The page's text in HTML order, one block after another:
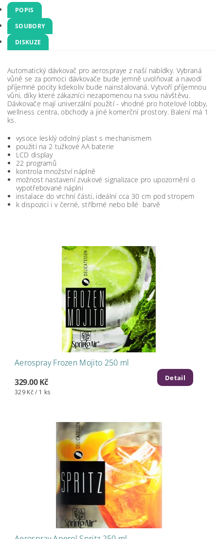
POPIS
SOUBORY
DISKUZE
Automatický dávkovač pro aerospraye z naší nabídky. Vybraná
vůně se za pomoci dávkovače bude jemně uvolňovat a navodí
příjemné pocity kdekoliv bude nainstalovaná. Vytvoří příjemnou
vůni, díky které zákazníci nezapomenou na svou návštěvu.
Dávkovače mají univerzální použití - vhodné pro hotelové lobby,
wellness centra, obchody a jiné komerční prostory. Balení má 1
ks.
vysoce lesklý odolný plast s mechanismem
použití na 2 tužkové AA baterie
LCD display
22 programů
kontrola množství náplně
možnost nastavení zvukové signalizace pro upozornění o
vypotřebované náplni
instalace do vrchní části, ideální cca 30 cm pod stropem
k dispozici i v černé, stříbrné nebo bílé barvě
Aerospray Frozen Mojito 250 ml
329.00 Kč
329 Kč / 1 ks
Detail